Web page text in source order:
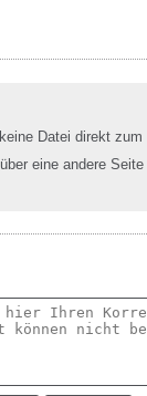
Datei direkt zum
eine andere